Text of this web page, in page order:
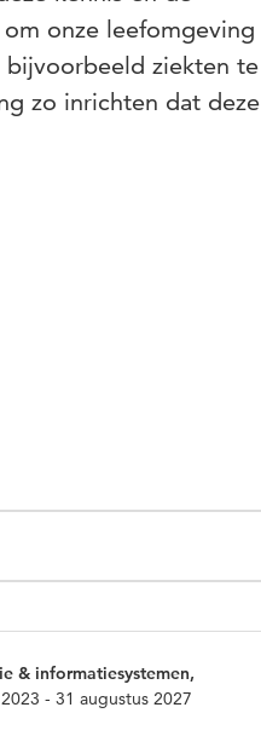
onze leefomgeving
bijvoorbeeld ziekten te
zo inrichten dat deze
& informatiesystemen,
- 31 augustus 2027